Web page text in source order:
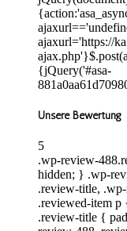
ajaxurl='https://
{jQuery('#asa-
Unsere Bewertung
5
.wp-review-
hidden; } .wp-
.review-title,
.reviewed-item
.review-title {